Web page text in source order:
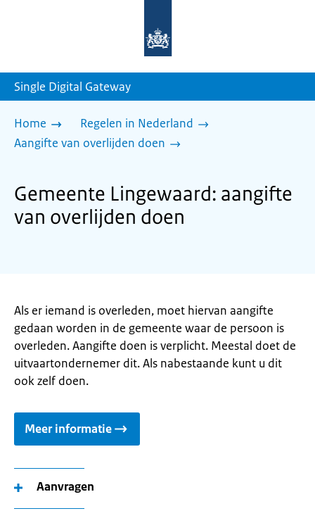
homepage
Single Digital Gateway
Home
Regelen in Nederland
Aangifte van overlijden doen
Gemeente Lingewaard: aangifte
van overlijden doen
Als er iemand is overleden, moet hiervan aangifte
gedaan worden in de gemeente waar de persoon is
overleden. Aangifte doen is verplicht. Meestal doet de
uitvaartondernemer dit. Als nabestaande kunt u dit
ook zelf doen.
Meer informatie
Aanvragen